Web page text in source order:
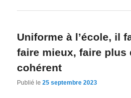
Uniforme à l’école, il
faire mieux, faire plus
cohérent
Publié le25 septembre 2023